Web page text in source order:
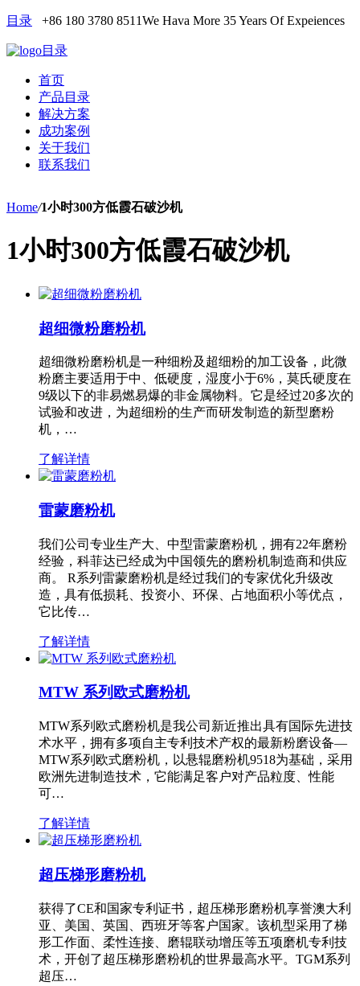
目录 +86 180 3780 8511We Hava More 35 Years Of Expeiences
目录
首页
产品目录
解决方案
成功案例
关于我们
联系我们
Home/1小时300方低霞石破沙机
1小时300方低霞石破沙机
超细微粉磨粉机
超细微粉磨粉机是一种细粉及超细粉的加工设备，此微
粉磨主要适用于中、低硬度，湿度小于6%，莫氏硬度在
9级以下的非易燃易爆的非金属物料。它是经过20多次的
试验和改进，为超细粉的生产而研发制造的新型磨粉
机，…
了解详情
雷蒙磨粉机
我们公司专业生产大、中型雷蒙磨粉机，拥有22年磨粉
经验，科菲达已经成为中国领先的磨粉机制造商和供应
商。 R系列雷蒙磨粉机是经过我们的专家优化升级改
造，具有低损耗、投资小、环保、占地面积小等优点，
它比传…
了解详情
MTW 系列欧式磨粉机
MTW系列欧式磨粉机是我公司新近推出具有国际先进技
术水平，拥有多项自主专利技术产权的最新粉磨设备—
MTW系列欧式磨粉机，以悬辊磨粉机9518为基础，采用
欧洲先进制造技术，它能满足客户对产品粒度、性能
可…
了解详情
超压梯形磨粉机
获得了CE和国家专利证书，超压梯形磨粉机享誉澳大利
亚、美国、英国、西班牙等客户国家。该机型采用了梯
形工作面、柔性连接、磨辊联动增压等五项磨机专利技
术，开创了超压梯形磨粉机的世界最高水平。TGM系列
超压…